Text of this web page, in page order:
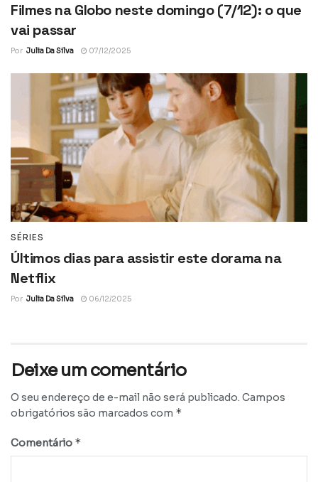
Filmes na Globo neste domingo (7/12): o que
vai passar
Por Julia Da Silva 07/12/2025
SÉRIES
Últimos dias para assistir este dorama na
Netflix
Por Julia Da Silva 06/12/2025
Deixe um comentário
O seu endereço de e-mail não será publicado. Campos
obrigatórios são marcados com *
Comentário *